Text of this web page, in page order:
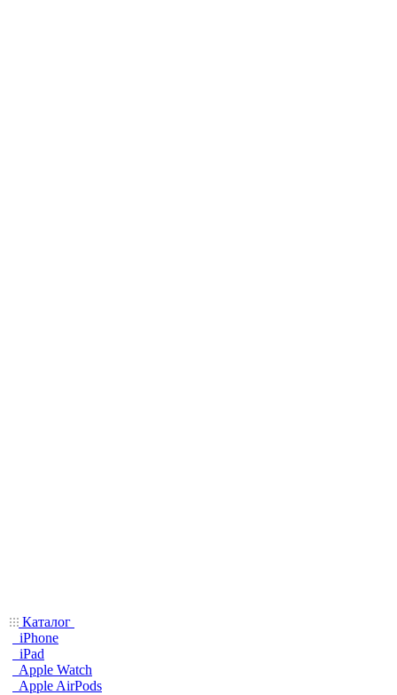
Каталог
iPhone
iPad
Apple Watch
Apple AirPods